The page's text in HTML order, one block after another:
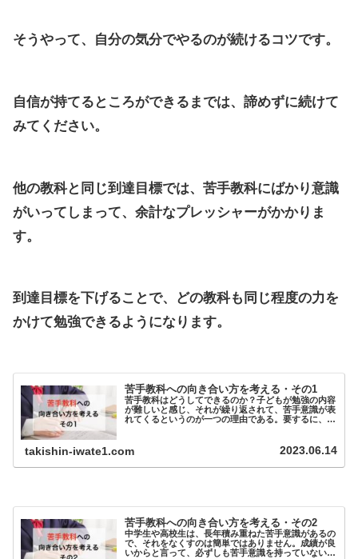
そうやって、自分の気分でやるのが続けるコツです。
自信が持てるところができるまでは、諦めずに続けて
みてください。
他の教科と同じ到達目標では、苦手教科にばかり意識
がいってしまって、余計なプレッシャーがかかりま
す。
到達目標を下げることで、どの教科も同じ程度の力を
かけて勉強できるようになります。
苦手教科への向き合い方を考える・その1
苦手教科はどうしてできるのか？子どもが勉強の内容
が難しいと感じ、それが繰り返されて、苦手意識が表
れてくるというのが一つの理由である。要するに、苦
takishin-iwate1.com 2023.06.14
苦手教科への向き合い方を考える・その2
中学生や高校生は、長年積み重ねた苦手意識があるの
で、それをなくすのは簡単ではありません。成績が良
いからと言って、必ずしも苦手意識を持っていないと